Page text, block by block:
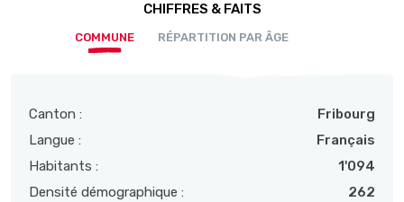
CHIFFRES & FAITS
COMMUNE RÉPARTITION PAR ÂGE
Canton :
Fribourg
Langue :
Français
Habitants :
1'094
Densité démographique :
262